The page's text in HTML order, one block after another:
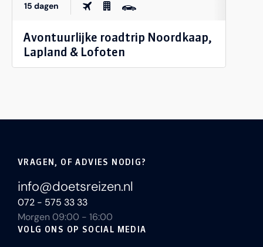
15 dagen
Avontuurlijke roadtrip Noordkaap,
Lapland & Lofoten
VRAGEN, OF ADVIES NODIG?
info@doetsreizen.nl
072 - 575 33 33
Morgen 09:00 - 16:00
VOLG ONS OP SOCIAL MEDIA